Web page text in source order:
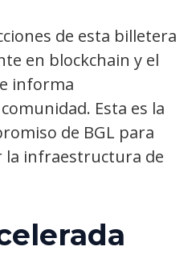
de esta billetera
en blockchain y el
informa
Esta es la
de BGL para
la infraestructura de